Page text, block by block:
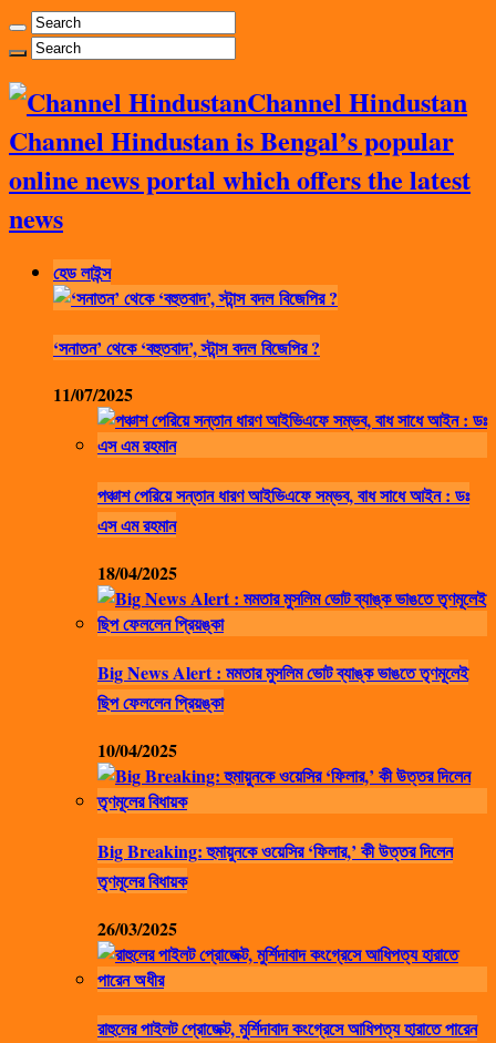
Channel Hindustan
Channel Hindustan is Bengal’s popular
online news portal which offers the latest
news
হেড লাইন্স
‘সনাতন’ থেকে ‘বহুতবাদ’, স্টান্স বদল বিজেপির ?
11/07/2025
পঞ্চাশ পেরিয়ে সন্তান ধারণ আইভিএফে সম্ভব, বাধ সাধে আইন : ডঃ
এস এম রহমান
18/04/2025
Big News Alert : মমতার মুসলিম ভোট ব্যাঙ্ক ভাঙতে তৃণমূলেই
ছিপ ফেললেন প্রিয়ঙ্কা
10/04/2025
Big Breaking: হুমায়ুনকে ওয়েসির ‘ফিলার,’ কী উত্তর দিলেন
তৃণমূলের বিধায়ক
26/03/2025
রাহুলের পাইলট প্রোজেক্ট, মুর্শিদাবাদ কংগ্রেসে আধিপত্য হারাতে পারেন